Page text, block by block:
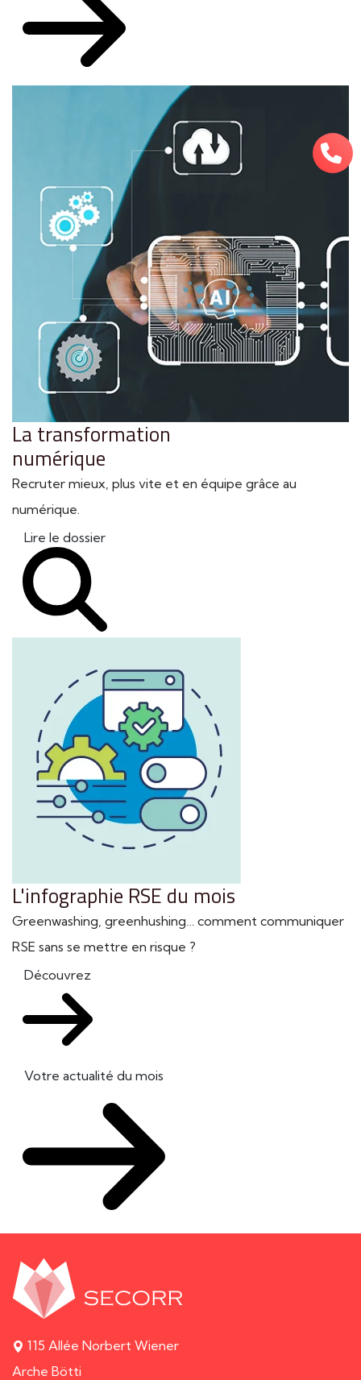
La transformation
numérique
Recruter mieux, plus vite et en équipe grâce au
numérique.
Lire le dossier
L'infographie RSE du mois
Greenwashing, greenhushing… comment communiquer
RSE sans se mettre en risque ?
Découvrez
Votre actualité du mois
115 Allée Norbert Wiener
Arche Bötti